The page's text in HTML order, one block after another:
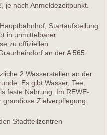
je nach Anmeldezeitpunkt.
Startaufstellung
in unmittelbarer
zu offiziellen
an der A 565.
2 Wasserstellen an der
Es gibt Wasser, Tee,
feste Nahrung. Im REWE-
Zielverpflegung.
Stadtteilzentren